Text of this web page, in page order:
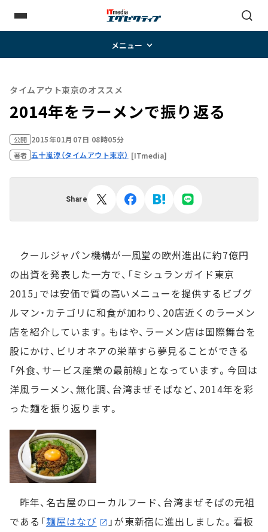
メニュー
タイムアウト東京のオススメ
2014年をラーメンで振り返る
公開 2015年01月07日 08時05分
著者 五十嵐淳（タイムアウト東京） [ITmedia]
Share
クールジャパン機構が一風堂の欧州進出に約7億円
の出資を発表した一方で、「ミシュランガイド東京
2015」では安価で質の高いメニューを提供するビブグ
ルマン・カテゴリに和食が加わり、20店近くのラーメン
店を紹介しています。もはや、ラーメン店は国際舞台を
股にかけ、ビリオネアの栄華すら夢見ることができる
「外食、サービス産業の最前線」となっています。今回は
洋風ラーメン、無化調、台湾まぜそばなど、2014年を彩
った麺を振り返ります。
昨年、名古屋のローカルフード、台湾まぜそばの元祖
である「麺屋はなび
」が東新宿に進出しました。看板